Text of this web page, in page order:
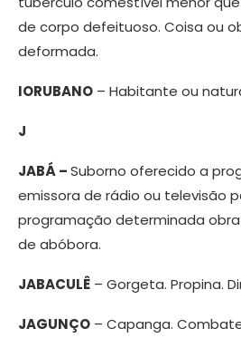
de corpo defeituoso. Coisa ou
deformada.
IORUBANO – Habitante ou
J
JABÁ –Suborno oferecido a
emissora de rádio ou televisão
programação determinada
de abóbora.
JABACULÊ – Gorgeta. Propina.
JAGUNÇO – Capanga.